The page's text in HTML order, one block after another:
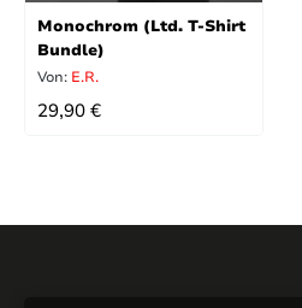
Monochrom (Ltd. T-Shirt
Bundle)
Von: E.R.
REGULÄRER PREIS:
29,90 €